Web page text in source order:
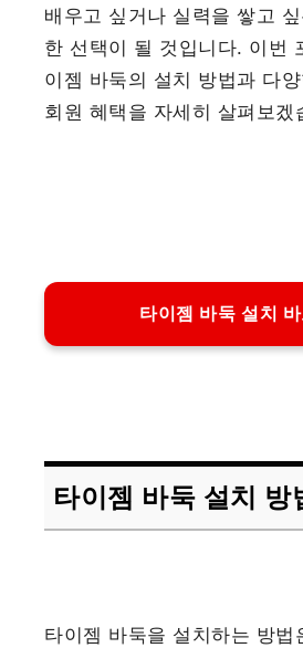
배우고 싶거나 실력을 쌓고
한 선택이 될 것입니다. 이번
이젬 바둑의 설치 방법과 다
회원 혜택을 자세히 살펴보겠
타이젬 바둑 설치 바
타이젬 바둑 설치 방
타이젬 바둑을 설치하는 방법